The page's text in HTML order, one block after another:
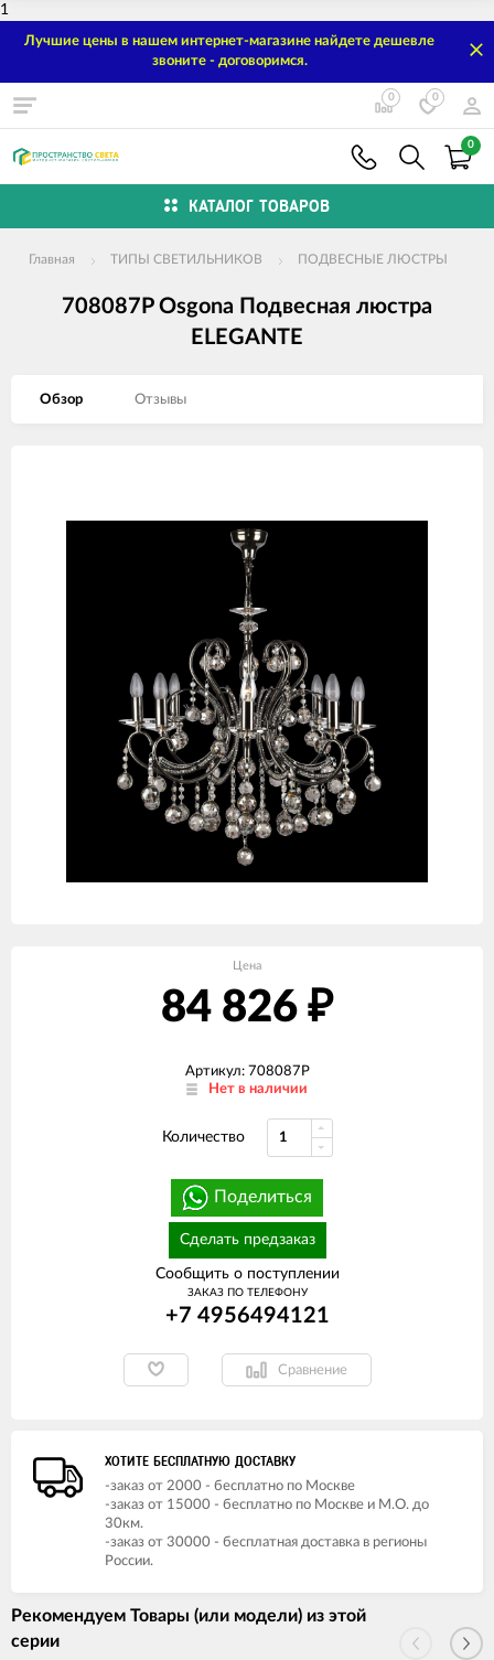
1
Лучшие цены в нашем интернет-магазине найдете дешевле
звоните - договоримся.
0 0
0
КАТАЛОГ ТОВАРОВ
Главная ТИПЫ СВЕТИЛЬНИКОВ ПОДВЕСНЫЕ ЛЮСТРЫ
708087P Osgona Подвесная люстра
ELEGANTE
Обзор Отзывы
Цена
84 826 ₽
Артикул: 708087P
Нет в наличии
Количество
Поделиться
Сделать предзаказ
Сообщить о поступлении
ЗАКАЗ ПО ТЕЛЕФОНУ
+7 4956494121
Сравнение
ХОТИТЕ БЕСПЛАТНУЮ ДОСТАВКУ
-заказ от 2000 - бесплатно по Москве
-заказ от 15000 - бесплатно по Москве и М.О. до
30км.
-заказ от 30000 - бесплатная доставка в регионы
России.
Рекомендуем Товары (или модели) из этой
серии